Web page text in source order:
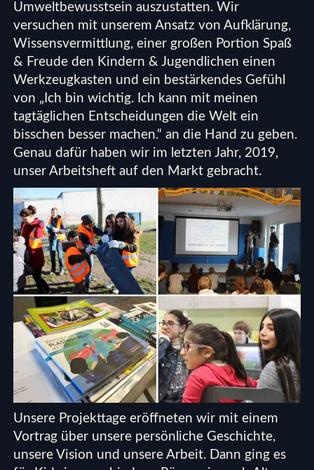
Umweltbewusstsein auszustatten. Wir
versuchen mit unserem Ansatz von Aufklärung,
Wissensvermittlung, einer großen Portion Spaß
& Freude den Kindern & Jugendlichen einen
Werkzeugkasten und ein bestärkendes Gefühl
von „Ich bin wichtig. Ich kann mit meinen
tagtäglichen Entscheidungen die Welt ein
bisschen besser machen.“ an die Hand zu geben.
Genau dafür haben wir im letzten Jahr, 2019,
unserArbeitsheft auf den Markt gebracht.
Unsere Projekttage eröffneten wir mit einem
Vortrag über unsere persönliche Geschichte,
unsere Vision und unsere Arbeit. Dann ging es